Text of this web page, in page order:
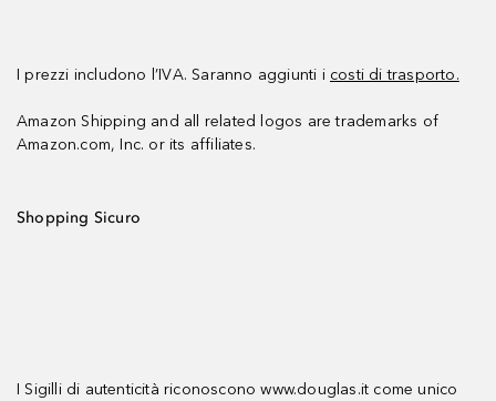
I prezzi includono l’IVA. Saranno aggiunti i costi di trasporto.
Amazon Shipping and all related logos are trademarks of
Amazon.com, Inc. or its affiliates.
Shopping Sicuro
I Sigilli di autenticità riconoscono www.douglas.it come unico